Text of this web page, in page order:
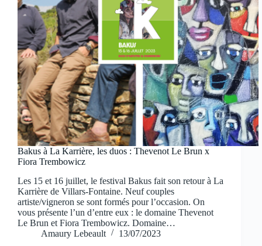
Bakus à La Karrière, les duos : Thevenot Le Brun x
Fiora Trembowicz
Les 15 et 16 juillet, le festival Bakus fait son retour à La
Karrière de Villars-Fontaine. Neuf couples
artiste/vigneron se sont formés pour l’occasion. On
vous présente l’un d’entre eux : le domaine Thevenot
Le Brun et Fiora Trembowicz. Domaine…
Amaury Lebeault
13/07/2023